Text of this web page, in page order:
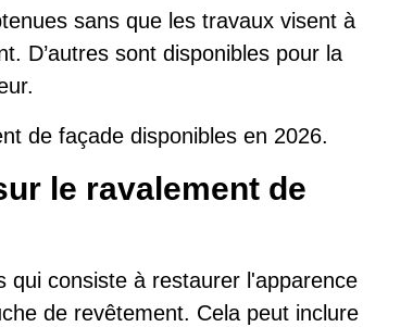
sans que les travaux visent à
D’autres sont disponibles pour la
de façade disponibles en 2026.
le ravalement de
qui consiste à restaurer l'apparence
de revêtement. Cela peut inclure